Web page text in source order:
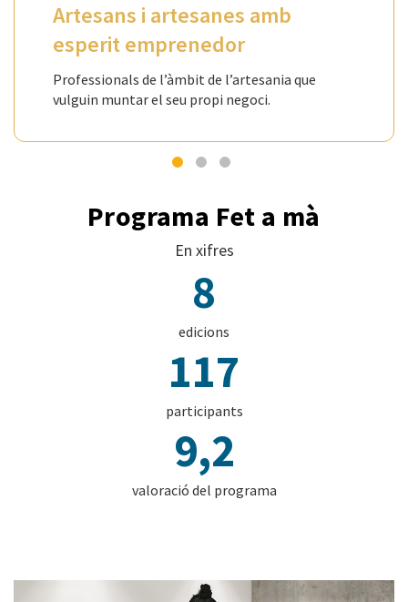
Artesans i artesanes amb
esperit emprenedor
Professionals de l’àmbit de l’artesania que
vulguin muntar el seu propi negoci.
Programa Fet a mà
En xifres
8
edicions
117
participants
9,2
valoració del programa